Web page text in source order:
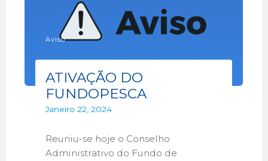
Aviso
ATIVAÇÃO DO
FUNDOPESCA
Janeiro 22, 2024
Reuniu-se hoje o Conselho
Administrativo do Fundo de